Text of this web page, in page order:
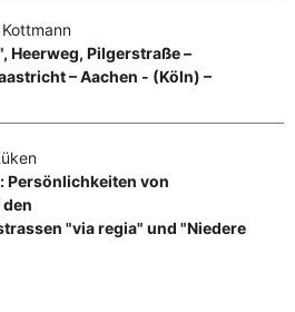
Heerweg, Pilgerstraße –
– Aachen - (Köln) –
Persönlichkeiten von
"via regia" und "Niedere